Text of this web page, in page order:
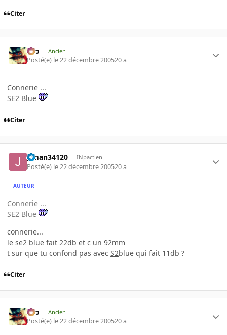
Citer
eYo Ancien
Posté(e) le 22 décembre 200520 a
Connerie ...
SE2 Blue
Citer
jtman34120 INpactien
Posté(e) le 22 décembre 200520 a
AUTEUR
Connerie ...
SE2 Blue
connerie...
le se2 blue fait 22db et c un 92mm
t sur que tu confond pas avec S2blue qui fait 11db ?
Citer
eYo Ancien
Posté(e) le 22 décembre 200520 a